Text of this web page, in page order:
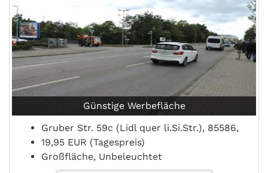
Günstige Werbefläche
Gruber Str. 59c (Lidl quer li.Si.Str.), 85586,
19,95 EUR (Tagespreis)
Großfläche, Unbeleuchtet